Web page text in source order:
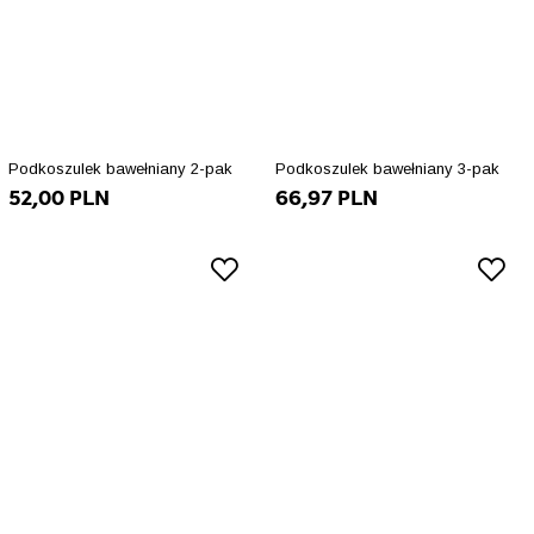
Podkoszulek bawełniany 2-pak
3XL
52,00 PLN
Podkoszulek bawełniany 3-pak
3XL
66,97 PLN